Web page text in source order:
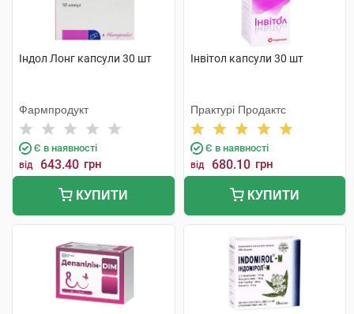
Індол Лонг капсули 30 шт
Фармпродукт
Є в наявності
від 643.40 грн
КУПИТИ
Інвітол капсули 30 шт
Практурі Продактс
Є в наявності
від 680.10 грн
КУПИТИ